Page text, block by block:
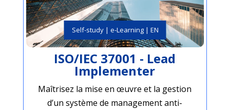
Self-study | e-Learning | EN
ISO/IEC 37001 - Lead
Implementer
Maîtrisez la mise en œuvre et la gestion
d’un système de management anti-